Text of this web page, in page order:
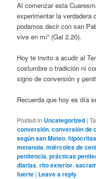
Al comenzar esta
experimentar la verdadera
podamos decir con san
vive en mí” (Gal 2,20).
Hoy te invito a acudir al
costumbre o tradición ni
signo de conversión y
Recuerda que hoy es día
Posted in Uncategorized |
conversión,conversión de
según san Mateo,hipócritas
metanoia,miércoles de
penitencia,prácticas
diarias,rito exterior,
fuerte | Leave a reply